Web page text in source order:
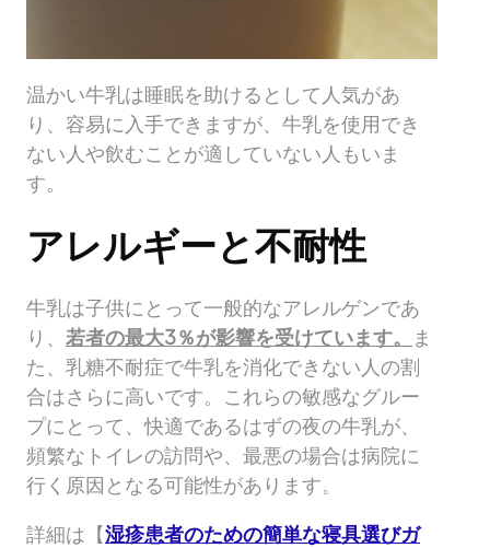
温かい牛乳は睡眠を助けるとして人気があ
り、容易に入手できますが、牛乳を使用でき
ない人や飲むことが適していない人もいま
す。
アレルギーと不耐性
牛乳は子供にとって一般的なアレルゲンであ
り、 若者の最大3％が影響を受けています。
ま
た、乳糖不耐症で牛乳を消化できない人の割
合はさらに高いです。これらの敏感なグルー
プにとって、快適であるはずの夜の牛乳が、
頻繁なトイレの訪問や、最悪の場合は病院に
行く原因となる可能性があります。
詳細は【湿疹患者のための簡単な寝具選びガ